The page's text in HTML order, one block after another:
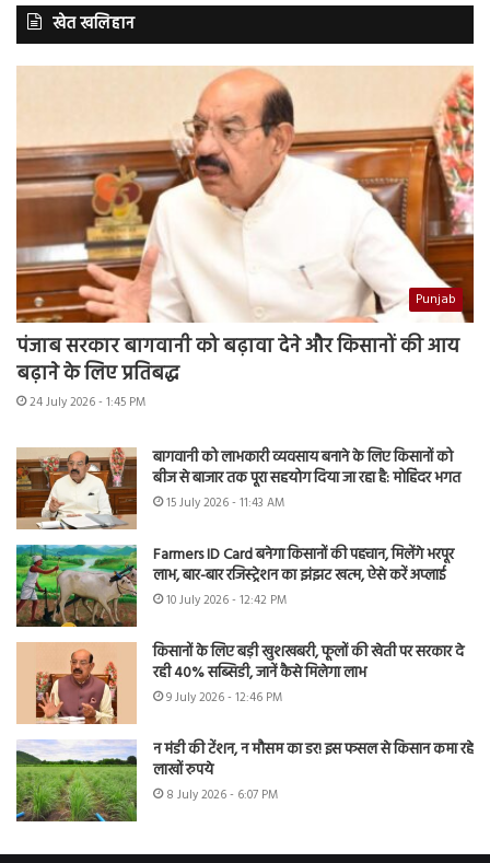
खेत खलिहान
Punjab
पंजाब सरकार बागवानी को बढ़ावा देने और किसानों की आय
बढ़ाने के लिए प्रतिबद्ध
24 July 2026 - 1:45 PM
बागवानी को लाभकारी व्यवसाय बनाने के लिए किसानों को
बीज से बाजार तक पूरा सहयोग दिया जा रहा है: मोहिंदर भगत
15 July 2026 - 11:43 AM
Farmers ID Card बनेगा किसानों की पहचान, मिलेंगे भरपूर
लाभ, बार-बार रजिस्ट्रेशन का झंझट खत्म, ऐसे करें अप्लाई
10 July 2026 - 12:42 PM
किसानों के लिए बड़ी खुशखबरी, फूलों की खेती पर सरकार दे
रही 40% सब्सिडी, जानें कैसे मिलेगा लाभ
9 July 2026 - 12:46 PM
न मंडी की टेंशन, न मौसम का डर! इस फसल से किसान कमा रहे
लाखों रुपये
8 July 2026 - 6:07 PM